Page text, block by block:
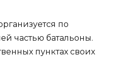
по
частью батальоны.
пунктах своих